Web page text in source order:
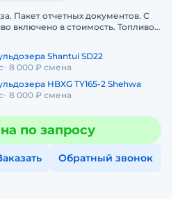
Пакет отчетных документов. С
включено в стоимость. Топливо
Shantui SD22
8 000 ₽ смена
HBXG TY165-2 Shehwa
8 000 ₽ смена
по запросу
Обратный звонок